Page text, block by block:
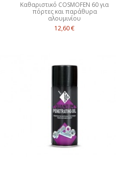
Καθαριστικό COSMOFEN 60 για
πόρτες και παράθυρα
αλουμινίου
12,60 €